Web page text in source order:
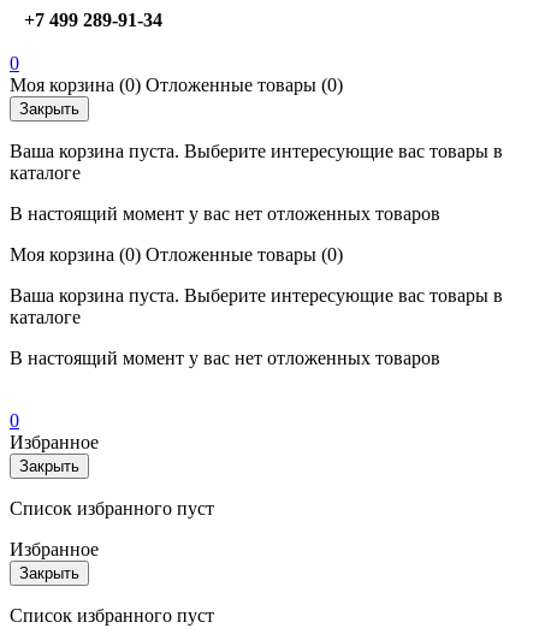
+7 499 289-91-34
0
Моя корзина (0) Отложенные товары (0)
Закрыть
Ваша корзина пуста. Выберите интересующие вас товары в
каталоге
В настоящий момент у вас нет отложенных товаров
Моя корзина (0) Отложенные товары (0)
Ваша корзина пуста. Выберите интересующие вас товары в
каталоге
В настоящий момент у вас нет отложенных товаров
0
Избранное
Закрыть
Список избранного пуст
Избранное
Закрыть
Список избранного пуст